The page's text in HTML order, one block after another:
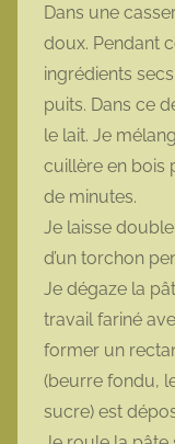
Dans une
doux. Pendant
ingrédients
puits. Dans ce
le lait. Je
cuillère en bois
de minutes.
Je laisse
d’un torchon
Je dégaze la
travail fariné
former un
(beurre fondu,
sucre) est